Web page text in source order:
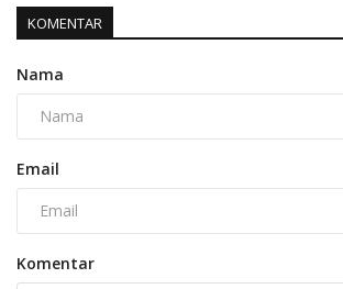
KOMENTAR
Nama
Email
Komentar